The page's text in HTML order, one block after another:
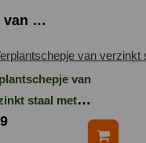
van …
van
staal met
handvat